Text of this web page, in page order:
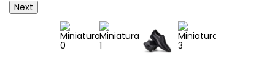
Next